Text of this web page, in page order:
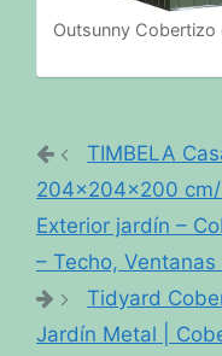
Outsunny
TIMBELA
204x204x200
Exterior jardín –
– Techo,
Tidyard
Jardín Metal |